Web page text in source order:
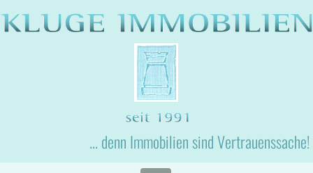
... denn Immobilien sind Vertrauenssache!